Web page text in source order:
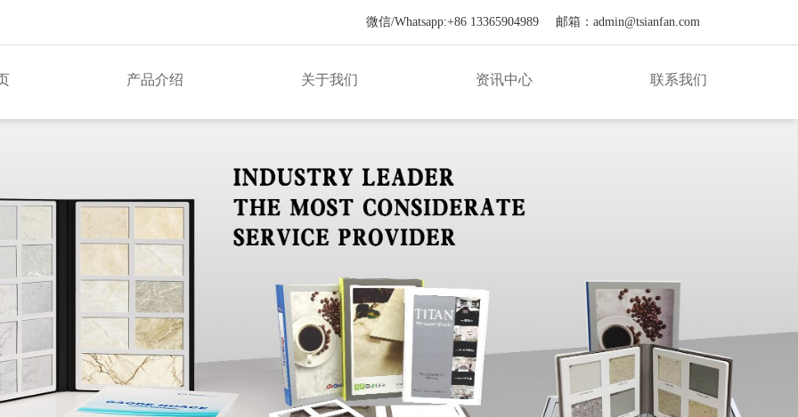
微信/Whatsapp:+86 13365904989 邮箱： admin@tsianfan.com
产品介绍 关于我们 资讯中心 联系我们